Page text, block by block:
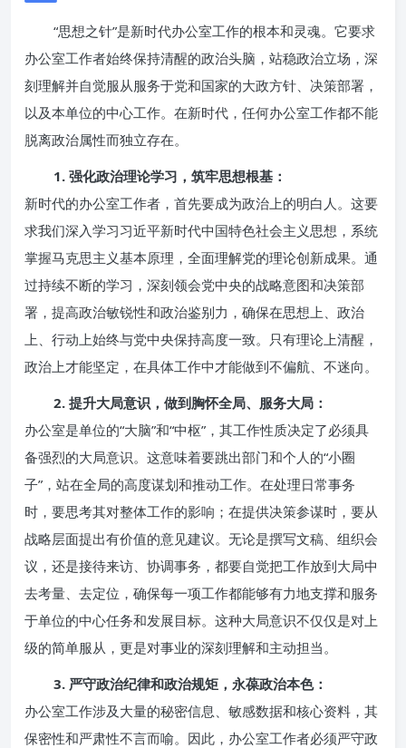
“思想之针”是新时代办公室工作的根本和灵魂。它要求
办公室工作者始终保持清醒的政治头脑，站稳政治立场，深
刻理解并自觉服从服务于党和国家的大政方针、决策部署，
以及本单位的中心工作。在新时代，任何办公室工作都不能
脱离政治属性而独立存在。
1. 强化政治理论学习，筑牢思想根基：
新时代的办公室工作者，首先要成为政治上的明白人。这要
求我们深入学习习近平新时代中国特色社会主义思想，系统
掌握马克思主义基本原理，全面理解党的理论创新成果。通
过持续不断的学习，深刻领会党中央的战略意图和决策部
署，提高政治敏锐性和政治鉴别力，确保在思想上、政治
上、行动上始终与党中央保持高度一致。只有理论上清醒，
政治上才能坚定，在具体工作中才能做到不偏航、不迷向。
2. 提升大局意识，做到胸怀全局、服务大局：
办公室是单位的“大脑”和“中枢”，其工作性质决定了必须具
备强烈的大局意识。这意味着要跳出部门和个人的“小圈
子”，站在全局的高度谋划和推动工作。在处理日常事务
时，要思考其对整体工作的影响；在提供决策参谋时，要从
战略层面提出有价值的意见建议。无论是撰写文稿、组织会
议，还是接待来访、协调事务，都要自觉把工作放到大局中
去考量、去定位，确保每一项工作都能够有力地支撑和服务
于单位的中心任务和发展目标。这种大局意识不仅仅是对上
级的简单服从，更是对事业的深刻理解和主动担当。
3. 严守政治纪律和政治规矩，永葆政治本色：
办公室工作涉及大量的秘密信息、敏感数据和核心资料，其
保密性和严肃性不言而喻。因此，办公室工作者必须严守政